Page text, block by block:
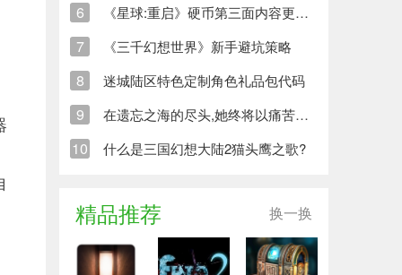
6 《星球:重启》硬币第三面内容更新清单
7 《三千幻想世界》新手避坑策略
8 迷城陆区特色定制角色礼品包代码
9 在遗忘之海的尽头,她终将以痛苦创造新的生命
10 什么是三国幻想大陆2猫头鹰之歌?
精品推荐 换一换